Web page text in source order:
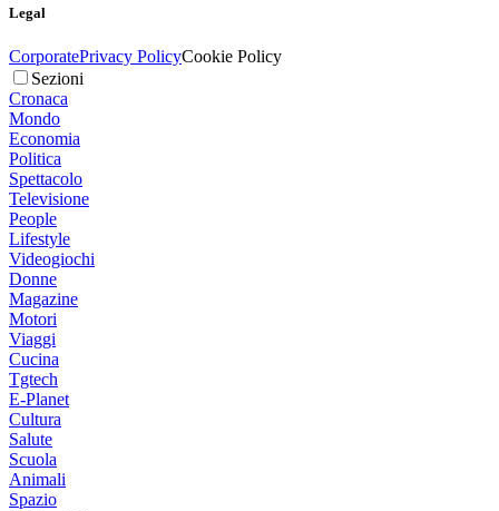
Legal
CorporatePrivacy PolicyCookie Policy
Sezioni
Cronaca
Mondo
Economia
Politica
Spettacolo
Televisione
People
Lifestyle
Videogiochi
Donne
Magazine
Motori
Viaggi
Cucina
Tgtech
E-Planet
Cultura
Salute
Scuola
Animali
Spazio